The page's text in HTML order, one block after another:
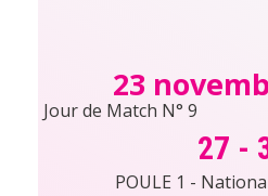
23
Jour de Match N° 9
27 -
POULE 1 -